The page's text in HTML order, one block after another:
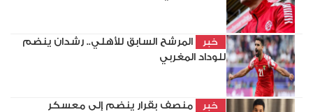
خبر
المرشح السابق للأهلي.. رشدان ينضم
للوداد المغربي
خبر
منصف بقرار ينضم إلى معسكر